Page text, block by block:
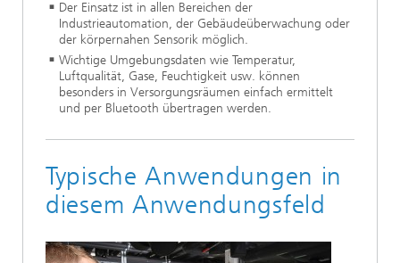
Der Einsatz ist in allen Bereichen der
Industrieautomation, der Gebäudeüberwachung oder
der körpernahen Sensorik möglich.
Wichtige Umgebungsdaten wie Temperatur,
Luftqualität, Gase, Feuchtigkeit usw. können
besonders in Versorgungsräumen einfach ermittelt
und per Bluetooth übertragen werden.
Typische Anwendungen in
diesem Anwendungsfeld